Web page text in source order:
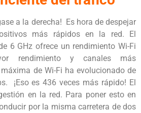
a la derecha! Es hora de despejar
más rápidos en la red. El
6 GHz ofrece un rendimiento Wi-Fi
rendimiento y canales más
de Wi-Fi ha evolucionado de
¡Eso es 436 veces más rápido! El
en la red. Para poner esto en
por la misma carretera de dos